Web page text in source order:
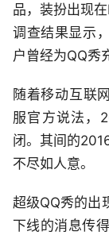
品，装扮出现
调查结果显示
户曾经为QQ秀
随着移动互联
服官方说法，
闭。其间的
不尽如人意。
超级QQ秀的出
下线的消息传